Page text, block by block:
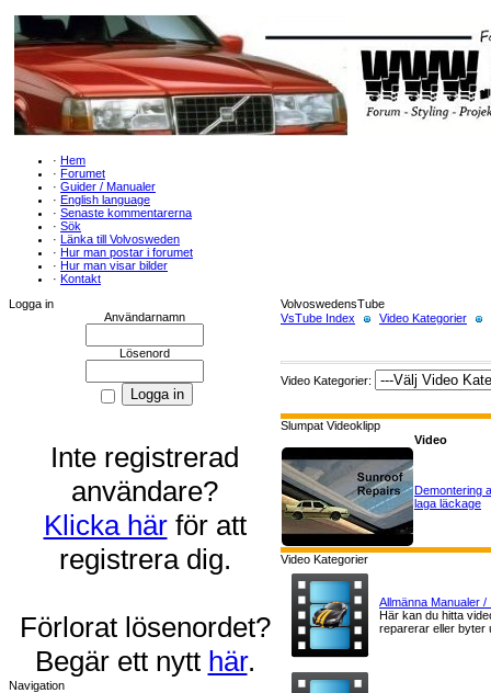
· Hem
· Forumet
· Guider / Manualer
· English language
· Senaste kommentarerna
· Sök
· Länka till Volvosweden
· Hur man postar i forumet
· Hur man visar bilder
· Kontakt
Logga in
Användarnamn
Lösenord
Inte registrerad
användare?
Klicka härför att
registrera dig.
Förlorat lösenordet?
Begär ett nytt här.
Navigation
VolvoswedensTube
VsTube Index
Video Kategorier
Video Kategorier:
Slumpat Videoklipp
Video
Demontering
laga läckage
Video Kategorier
Allmänna Manualer
Här kan du hitta
reparerar eller byter